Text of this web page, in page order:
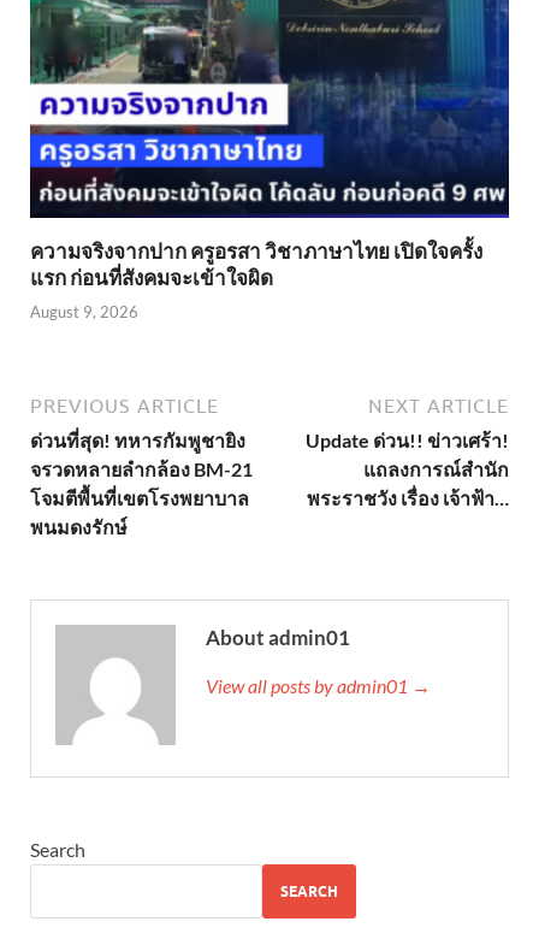
ความจริงจากปาก ครูอรสา วิชาภาษาไทย เปิดใจครั้ง
แรก ก่อนที่สังคมจะเข้าใจผิด
August 9, 2026
PREVIOUS ARTICLE
ด่วนที่สุด! ทหารกัมพูชายิง
จรวดหลายลำกล้อง BM-21
โจมตีพื้นที่เขตโรงพยาบาล
พนมดงรักษ์
NEXT ARTICLE
Update ด่วน!! ข่าวเศร้า!
แถลงการณ์สำนัก
พระราชวัง เรื่อง เจ้าฟ้า…
About admin01
View all posts by admin01 →
Search
SEARCH